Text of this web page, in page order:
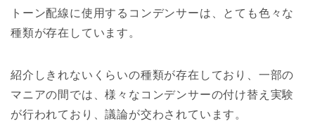
トーン配線に使用するコンデンサーは、とても色々な
種類が存在しています。
紹介しきれないくらいの種類が存在しており、一部の
マニアの間では、様々なコンデンサーの付け替え実験
が行われており、議論が交わされています。